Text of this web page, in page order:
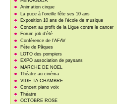
Animation cirque
La puce à l’oreille fête ses 10 ans
Exposition 10 ans de l’école de musique
Concert au profit de la Ligue contre le cancer
Forum job d’été
Conférence de l’AFAV
Fête de Pâques
LOTO des pompiers
EXPO association de paysans
MARCHE DE NOEL
Théatre au cinéma
VIDE TA CHAMBRE
Concert piano voix
Théatre
OCTOBRE ROSE